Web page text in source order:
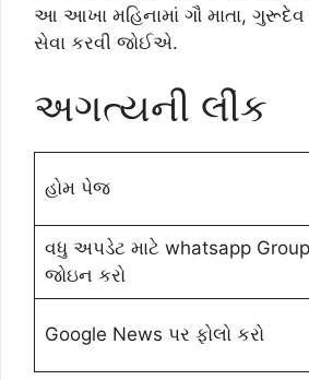
આ આખા મહિનામાં ગૌ માતા,
સેવા કરવી જોઈએ.
અગત્યની લીંક
હોમ પેજ
વધુ અપડેટ માટે whatsapp Group
જોઇન કરો
Google News પર ફોલો કરો